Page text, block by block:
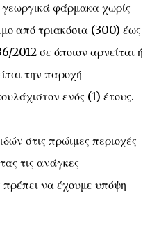
γεωργικά φάρμακα χωρίς
από τριακόσια (300) έως
σε όποιον αρνείται ή
την παροχή
ενός (1) έτους.
στις πρώιμες περιοχές
τις ανάγκες
να έχουμε υπόψη